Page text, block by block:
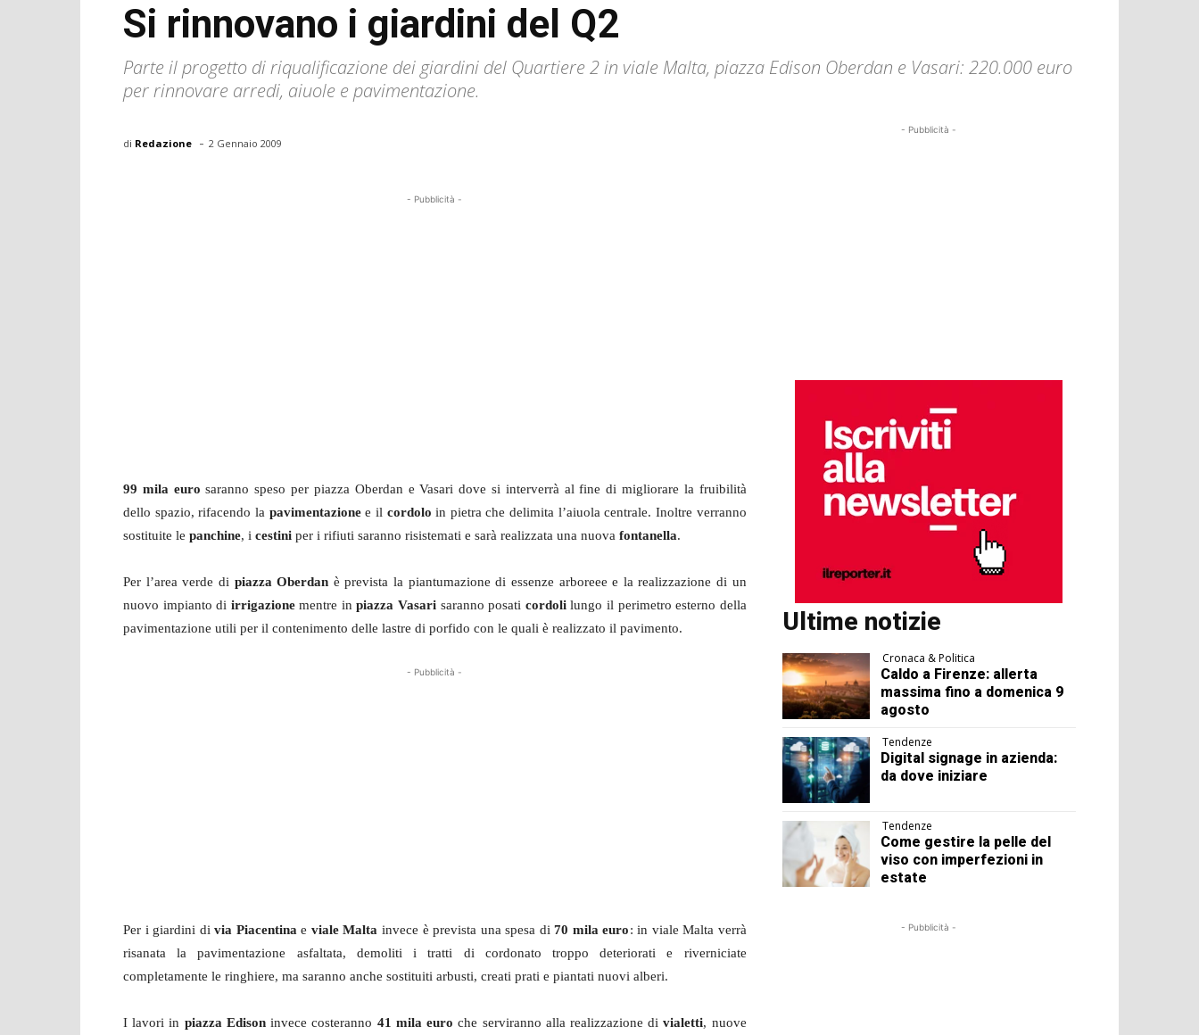
Si rinnovano i giardini del Q2
Parte il progetto di riqualificazione dei giardini del Quartiere 2 in viale Malta, piazza Edison Oberdan e Vasari: 220.000 euro
per rinnovare arredi, aiuole e pavimentazione.
di Redazione - 2 Gennaio 2009
- Pubblicità -
99 mila euro saranno speso per piazza Oberdan e Vasari dove si interverrà al fine di migliorare la fruibilità
dello spazio, rifacendo la pavimentazionee il cordolo in pietra che delimita l’aiuola centrale. Inoltre verranno
sostituite le panchine, i cestini per i rifiuti saranno risistemati e sarà realizzata una nuova fontanella.
Per l’area verde di piazza Oberdan è prevista la piantumazione di essenze arboreee e la realizzazione di un
nuovo impianto di irrigazionementre inpiazza Vasari saranno posati cordolilungo il perimetro esterno della
pavimentazione utili per il contenimento delle lastre di porfido con le quali è realizzato il pavimento.
- Pubblicità -
Per i giardini divia Piacentinae viale Malta invece è prevista una spesa di70 mila euro: in viale Malta verrà
risanata la pavimentazione asfaltata, demoliti i tratti di cordonato troppo deteriorati e riverniciate
completamente le ringhiere, ma saranno anche sostituiti arbusti, creati prati e piantati nuovi alberi.
I lavori in piazza Edisoninvece costeranno 41 mila euroche serviranno alla realizzazione divialetti, nuove
- Pubblicità -
Ultime notizie
Cronaca & Politica
Caldo a Firenze: allerta
massima fino a domenica 9
agosto
Tendenze
Digital signage in azienda:
da dove iniziare
Tendenze
Come gestire la pelle del
viso con imperfezioni in
estate
- Pubblicità -